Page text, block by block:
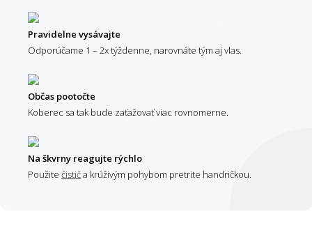
Pravidelne vysávajte
Odporúčame 1 – 2x týždenne, narovnáte tým aj vlas.
Občas pootočte
Koberec sa tak bude zaťažovať viac rovnomerne.
Na škvrny reagujte rýchlo
Použite čističa krúživým pohybom pretrite handričkou.